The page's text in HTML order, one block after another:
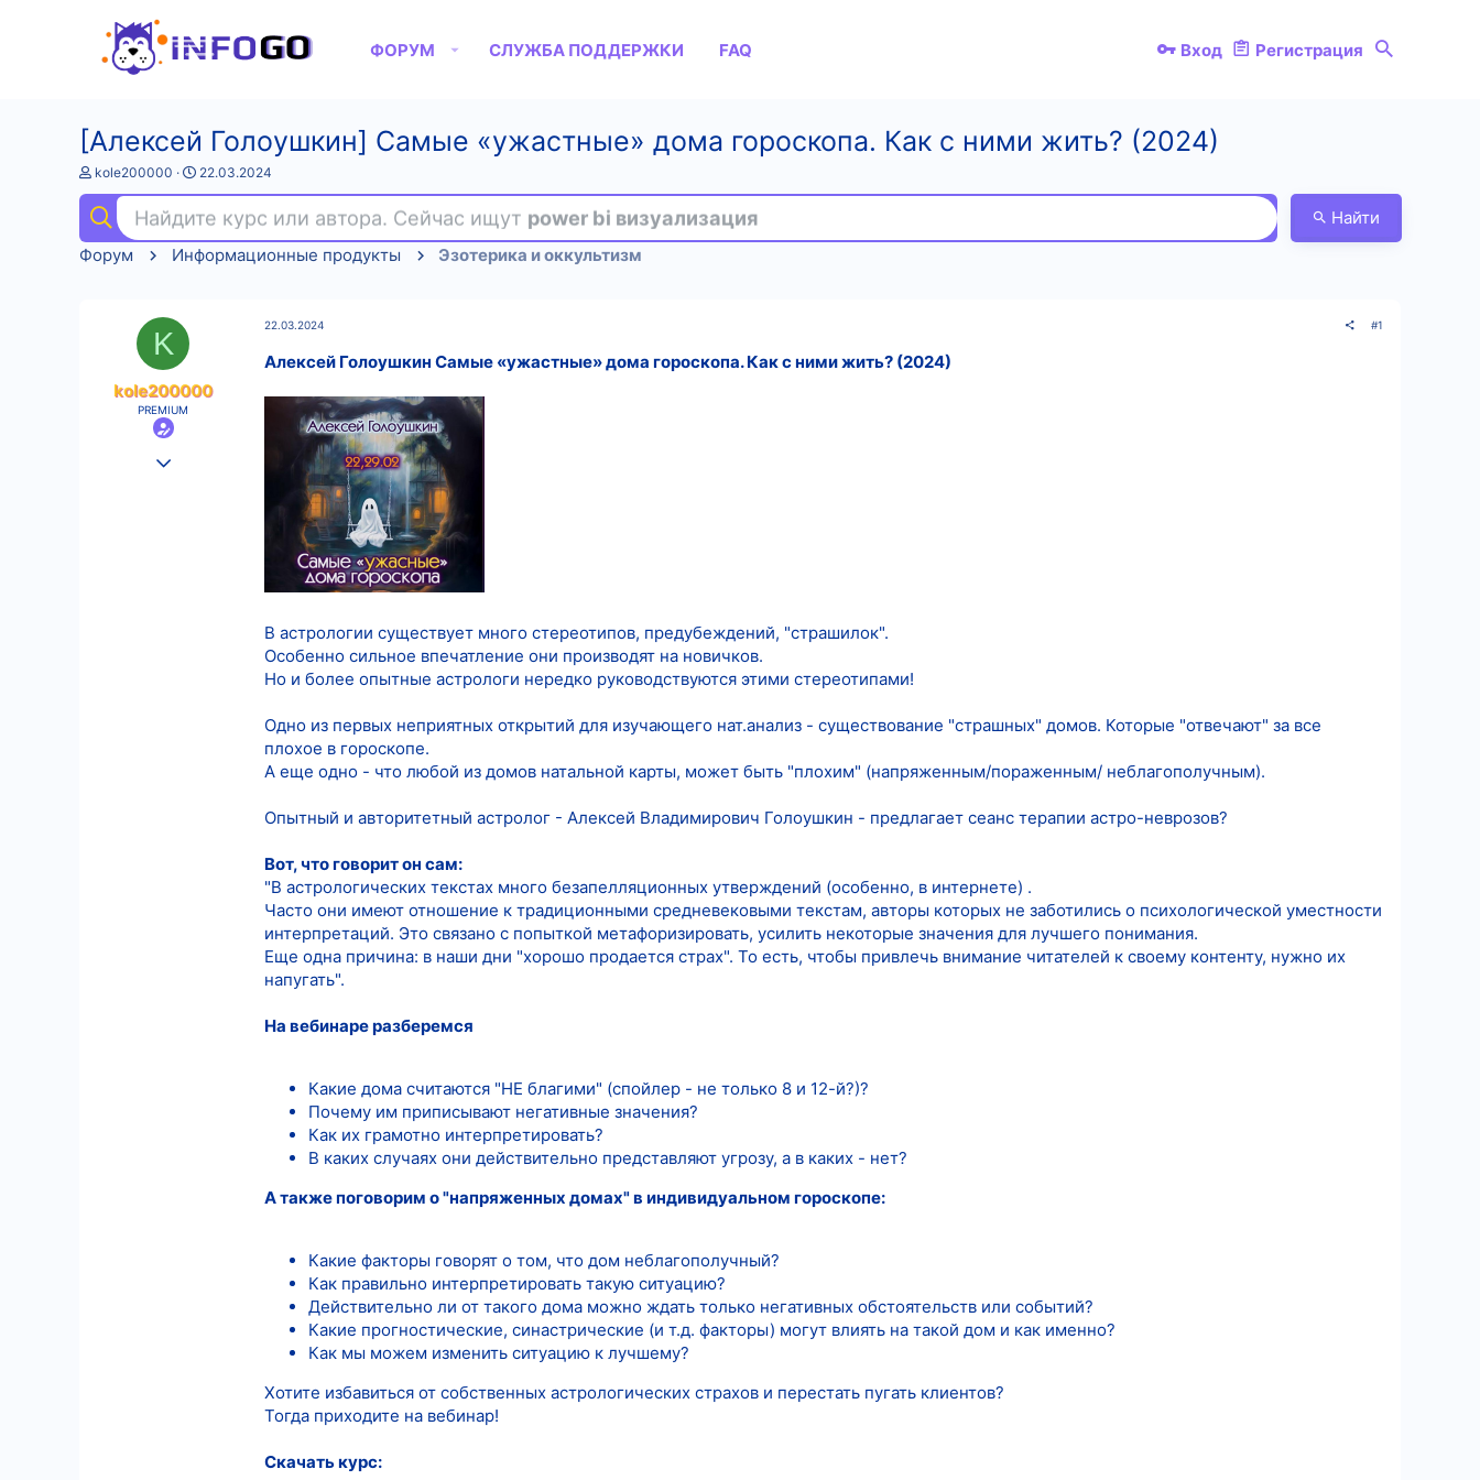
ФОРУМ СЛУЖБА ПОДДЕРЖКИ FAQ Вход Регистрация
[Алексей Голоушкин] Самые «ужастные» дома гороскопа. Как с ними жить? (2024)
А
т
о
р
т
kole200000
Д
а
н
а
22.03.2024
Найдите курс или автора. Сейчас ищут power bi визуализация
Найти
Форум
Информационные продукты Эзотерика и оккультизм
K
kole200000
PREMIUM
22.03.2024 #1
Алексей Голоушкин Самые «ужастные» дома гороскопа. Как с ними жить? (2024)
В астрологии существует много стереотипов, предубеждений, "страшилок".
Особенно сильное впечатление они производят на новичков.
Но и более опытные астрологи нередко руководствуются этими стереотипами!
Одно из первых неприятных открытий для изучающего нат.анализ - существование "страшных" домов. Которые "отвечают" за все
плохое в гороскопе.
А еще одно - что любой из домов натальной карты, может быть "плохим" (напряженным/пораженным/ неблагополучным).
Опытный и авторитетный астролог - Алексей Владимирович Голоушкин - предлагает сеанс терапии астро-неврозов?
Вот, что говорит он сам:
"В астрологических текстах много безапелляционных утверждений (особенно, в интернете) .
Часто они имеют отношение к традиционными средневековыми текстам, авторы которых не заботились о психологической уместности
интерпретаций. Это связано с попыткой метафоризировать, усилить некоторые значения для лучшего понимания.
Еще одна причина: в наши дни "хорошо продается страх". То есть, чтобы привлечь внимание читателей к своему контенту, нужно их
напугать".
На вебинаре разберемся
Какие дома считаются "НЕ благими" (спойлер - не только 8 и 12-й?)?
Почему им приписывают негативные значения?
Как их грамотно интерпретировать?
В каких случаях они действительно представляют угрозу, а в каких - нет?
А также поговорим о "напряженных домах" в индивидуальном гороскопе:
Какие факторы говорят о том, что дом неблагополучный?
Как правильно интерпретировать такую ситуацию?
Действительно ли от такого дома можно ждать только негативных обстоятельств или событий?
Какие прогностические, синастрические (и т.д. факторы) могут влиять на такой дом и как именно?
Как мы можем изменить ситуацию к лучшему?
Хотите избавиться от собственных астрологических страхов и перестать пугать клиентов?
Тогда приходите на вебинар!
Скачать курс: